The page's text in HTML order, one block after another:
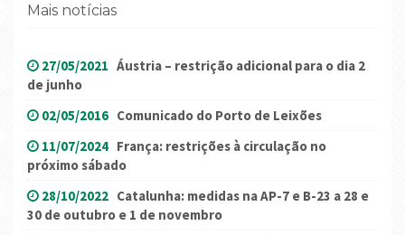
Mais notícias
27/05/2021 Áustria – restrição adicional para o dia 2
de junho
02/05/2016 Comunicado do Porto de Leixões
11/07/2024 França: restrições à circulação no
próximo sábado
28/10/2022 Catalunha: medidas na AP-7 e B-23 a 28 e
30 de outubro e 1 de novembro